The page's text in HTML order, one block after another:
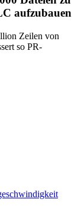
aufzubauen
Zeilen von
so PR-